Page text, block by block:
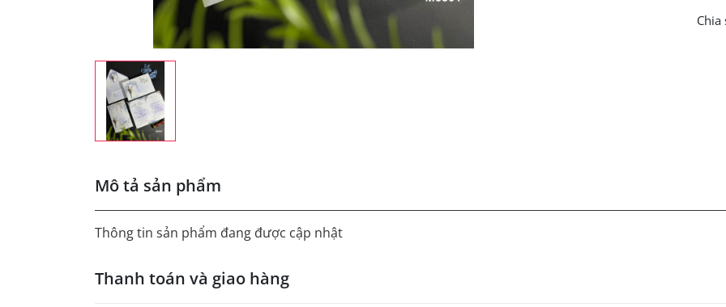
Chia
Mô tả sản phẩm
Thông tin sản phẩm đang được cập nhật
Thanh toán và giao hàng